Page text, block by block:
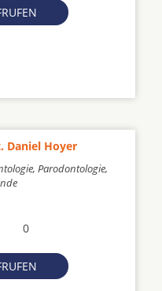
Daniel Hoyer
Parodontologie,
0